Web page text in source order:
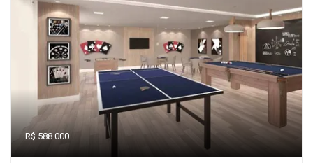
R$ 588.000